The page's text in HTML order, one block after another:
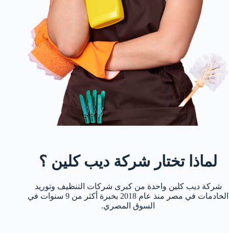
لماذا تختار شركة ديب كلين ؟
شركة ديب كلين واحدة من كبرى شركات التنظيف وتوريد
الخادمات في مصر منذ عام 2018 بخبرة أكثر من 9 سنوات في
السوق المصري.